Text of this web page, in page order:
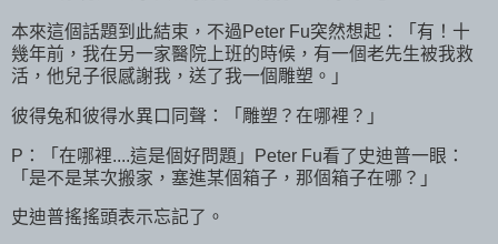
本來這個話題到此結束，不過Peter Fu突然想起：「有！十
幾年前，我在另一家醫院上班的時候，有一個老先生被我救
活，他兒子很感謝我，送了我一個雕塑。」
彼得兔和彼得水異口同聲：「雕塑？在哪裡？」
P：「在哪裡....這是個好問題」Peter Fu看了史迪普一眼：
「是不是某次搬家，塞進某個箱子，那個箱子在哪？」
史迪普搖搖頭表示忘記了。